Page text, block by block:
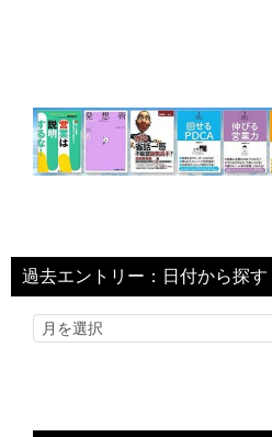
過去エントリー：日付から探す